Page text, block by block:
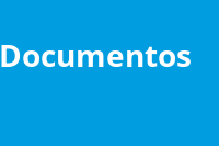
Documentos